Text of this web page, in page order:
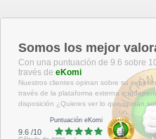
Somos los mejor
Con una puntuación de 9.6 sobre
través de eKomi
Nuestros clientes opinan sobre su
través de la plataforma externa e
disposición ¿Quieres ver lo que opinan
Puntuación eKomi
9.6 /10